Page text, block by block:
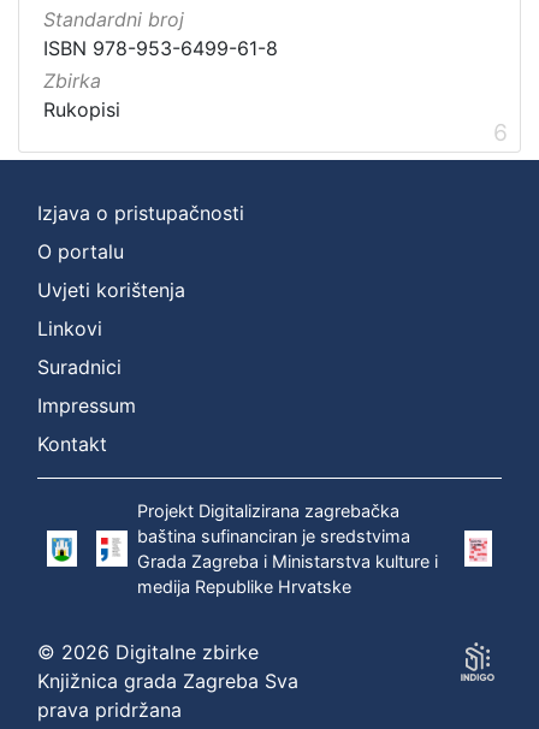
Standardni broj
ISBN 978-953-6499-61-8
Zbirka
Rukopisi
6
Izjava o pristupačnosti
O portalu
Uvjeti korištenja
Linkovi
Suradnici
Impressum
Kontakt
Projekt Digitalizirana zagrebačka
baština sufinanciran je sredstvima
Grada Zagreba i Ministarstva kulture i
medija Republike Hrvatske
© 2026 Digitalne zbirke
Knjižnica grada Zagreba Sva
prava pridržana